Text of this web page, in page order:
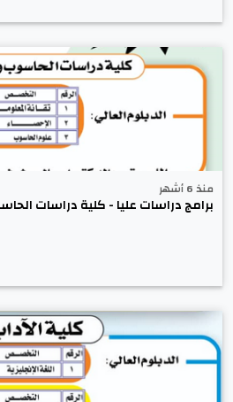
منذ 6 أشهر
برامج دراسات عليا - كلية دراسات